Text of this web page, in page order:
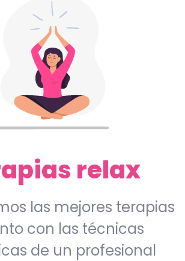
relax
las mejores terapias
con las técnicas
de un profesional